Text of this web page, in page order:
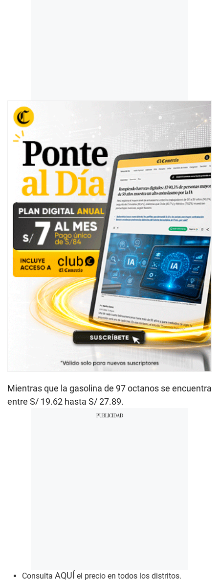
Mientras que la gasolina de 97 octanos se encuentra
entre S/ 19.62 hasta S/ 27.89.
Consulta AQUÍ el precio en todos los distritos.